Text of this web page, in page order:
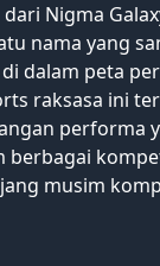
Nigma
nama yang
dalam peta
raksasa ini
performa
berbagai
musim